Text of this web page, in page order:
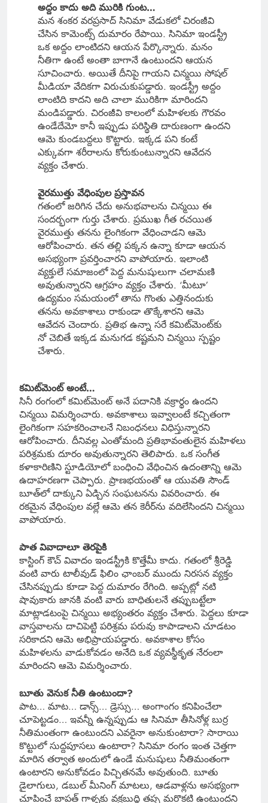
అద్దం కాదు అది మురికి గుంట…
మన శంకర వరప్రసాద్ సినిమా వేడుకలో చిరంజీవి
చేసిన కామెంట్స్ దుమారం రేపాయి. సినిమా ఇండస్ట్రీ
ఒక అద్దం లాంటిదని ఆయన పేర్కొన్నారు. మనం
నీతిగా ఉంటే అంతా బాగానే ఉంటుందని ఆయన
సూచించారు. అయితే దీనిపై గాయని చిన్మయి సోషల్
మీడియా వేదికగా విరుచుకుపడ్డారు. ఇండస్ట్రీ అద్దం
లాంటిది కాదని అది చాలా మురికిగా మారిందని
మండిపడ్డారు. చిరంజీవి కాలంలో మహిళలకు గౌరవం
ఉండేదేమో కానీ ఇప్పుడు పరిస్థితి దారుణంగా ఉందని
ఆమె కుండబద్దలు కొట్టారు. ఇక్కడ పని కంటే
ఎక్కువగా శరీరాలను కోరుకుంటున్నారని ఆవేదన
వ్యక్తం చేశారు.
వైరముత్తు వేధింపుల ప్రస్తావన
గతంలో జరిగిన చేదు అనుభవాలను చిన్మయి ఈ
సందర్భంగా గుర్తు చేశారు. ప్రముఖ గీత రచయిత
వైరముత్తు తనను లైంగికంగా వేధించాడని ఆమె
ఆరోపించారు. తన తల్లి పక్కన ఉన్నా కూడా ఆయన
అసభ్యంగా ప్రవర్తించారని వాపోయారు. ఇలాంటి
వ్యక్తులే సమాజంలో పెద్ద మనుషులుగా చలామణి
అవుతున్నారని ఆగ్రహం వ్యక్తం చేశారు. ‘మీటూ’
ఉద్యమం సమయంలో తాను గొంతు ఎత్తినందుకు
తనను అవకాశాలు రాకుండా తొక్కేశారని ఆమె
ఆవేదన చెందారు. ప్రతిభ ఉన్నా సరే కమిట్‌మెంట్‌కు
నో చెబితే ఇక్కడ మనుగడ కష్టమని చిన్మయి స్పష్టం
చేశారు.
కమిట్‌మెంట్ అంటే…
సినీ రంగంలో కమిట్‌మెంట్ అనే పదానికి వక్రార్థం ఉందని
చిన్మయి విమర్శించారు. అవకాశాలు ఇవ్వాలంటే కచ్చితంగా
లైంగికంగా సహకరించాలనే నిబంధనలు విధిస్తున్నారని
ఆరోపించారు. దీనివల్ల ఎంతోమంది ప్రతిభావంతులైన మహిళలు
పరిశ్రమకు దూరం అవుతున్నారని తెలిపారు. ఒక సంగీత
కళాకారిణిని స్టూడియోలో బంధించి వేధించిన ఉదంతాన్ని ఆమె
ఉదాహరణగా చెప్పారు. ప్రాణభయంతో ఆ యువతి సౌండ్
బూత్‌లో దాక్కుని ఏడ్చిన సంఘటనను వివరించారు. ఈ
రకమైన వేధింపుల వల్లే ఆమె తన కెరీర్‌ను వదిలేసిందని చిన్మయి
వాపోయారు.
పాత వివాదాలూ తెరపైకి
కాస్టింగ్ కౌచ్ వివాదం ఇండస్ట్రీకి కొత్తేమీ కాదు. గతంలో శ్రీరెడ్డి
వంటి వారు టాలీవుడ్ ఫిలిం ఛాంబర్ ముందు నిరసన వ్యక్తం
చేసినప్పుడు కూడా పెద్ద దుమారం రేగింది. అప్పట్లో నటి
షావుకారు జానకి వంటి వారు బాధితులనే తప్పుబట్టేలా
మాట్లాడటంపై చిన్మయి అభ్యంతరం వ్యక్తం చేశారు. పెద్దలు కూడా
వాస్తవాలను దాచిపెట్టి పరిశ్రమ పరువు కాపాడాలని చూడటం
సరికాదని ఆమె అభిప్రాయపడ్డారు. అవకాశాల కోసం
మహిళలను వాడుకోవడం అనేది ఒక వ్యవస్థీకృత నేరంలా
మారిందని ఆమె విమర్శించారు.
బూతు వెనుక నీతి ఉంటుందా?
పాట… మాట… డాన్స్… డ్రెస్సు… అంగాంగం కనిపించేలా
చూపెట్టడం… ఇవన్నీ ఉన్నప్పుడు ఆ సినిమా తీసినోళ్ల బుర్ర
నీతిమంతంగా ఉంటుందని ఎవరైనా అనుకుంటారా? సారాయి
కొట్టులో సుద్దపూసలు ఉంటారా? సినిమా రంగం ఇంత చెత్తగా
మారిన తర్వాత అందులో ఉండే మనుషులు నీతిమంతంగా
ఉంటారని అనుకోవడం పిచ్చితనమే అవుతుంది. బూతు
డైలాగులు, డబుల్ మీనింగ్ మాటలు, ఆడవాళ్లను అసభ్యంగా
చూపించే బాపత్ గాళ్ళకు వక్రబుద్ధి తప్ప మరొకటి ఉంటుందని